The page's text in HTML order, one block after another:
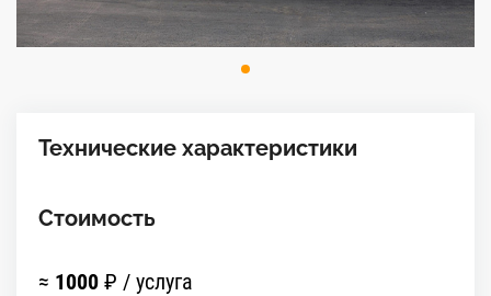
Технические характеристики
Стоимость
≈ 1000 ₽ / услуга